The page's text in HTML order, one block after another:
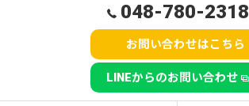
048-780-2318
お問い合わせはこちら
LINEからのお問い合わせ